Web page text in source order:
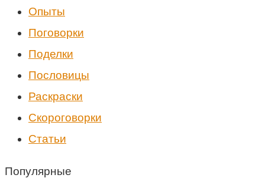
Опыты
Поговорки
Поделки
Пословицы
Раскраски
Скороговорки
Статьи
Популярные